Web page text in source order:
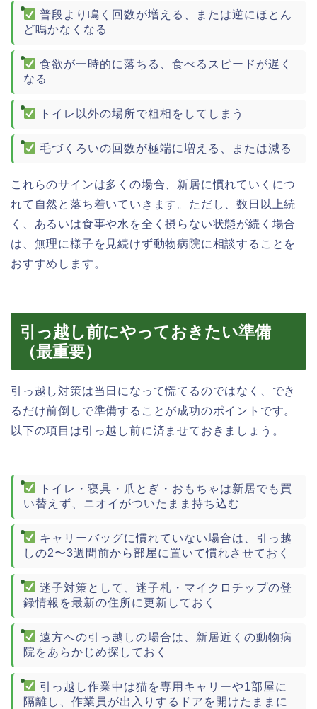
普段より鳴く回数が増える、または逆にほとん
ど鳴かなくなる
食欲が一時的に落ちる、食べるスピードが遅く
なる
トイレ以外の場所で粗相をしてしまう
毛づくろいの回数が極端に増える、または減る
これらのサインは多くの場合、新居に慣れていくにつ
れて自然と落ち着いていきます。ただし、数日以上続
く、あるいは食事や水を全く摂らない状態が続く場合
は、無理に様子を見続けず動物病院に相談することを
おすすめします。
引っ越し前にやっておきたい準備
（最重要）
引っ越し対策は当日になって慌てるのではなく、でき
るだけ前倒しで準備することが成功のポイントです。
以下の項目は引っ越し前に済ませておきましょう。
トイレ・寝具・爪とぎ・おもちゃは新居でも買
い替えず、ニオイがついたまま持ち込む
キャリーバッグに慣れていない場合は、引っ越
しの2〜3週間前から部屋に置いて慣れさせておく
迷子対策として、迷子札・マイクロチップの登
録情報を最新の住所に更新しておく
遠方への引っ越しの場合は、新居近くの動物病
院をあらかじめ探しておく
引っ越し作業中は猫を専用キャリーや1部屋に
隔離し、作業員が出入りするドアを開けたままに